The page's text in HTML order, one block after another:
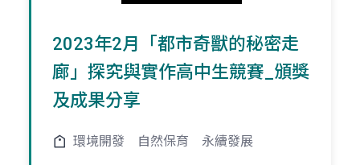
2023年2月「都市奇獸的秘密走
廊」探究與實作高中生競賽_頒獎
及成果分享
環境開發 自然保育 永續發展